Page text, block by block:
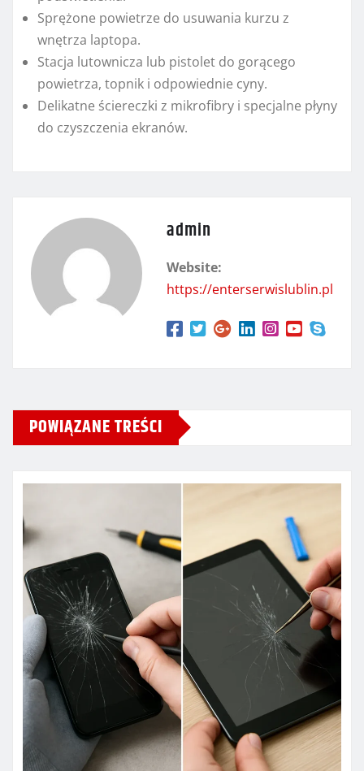
Sprężone powietrze do usuwania kurzu z
wnętrza laptopa.
Stacja lutownicza lub pistolet do gorącego
powietrza, topnik i odpowiednie cyny.
Delikatne ściereczki z mikrofibry i specjalne płyny
do czyszczenia ekranów.
admin
Website:
https://enterserwislublin.pl
POWIĄZANE TREŚCI